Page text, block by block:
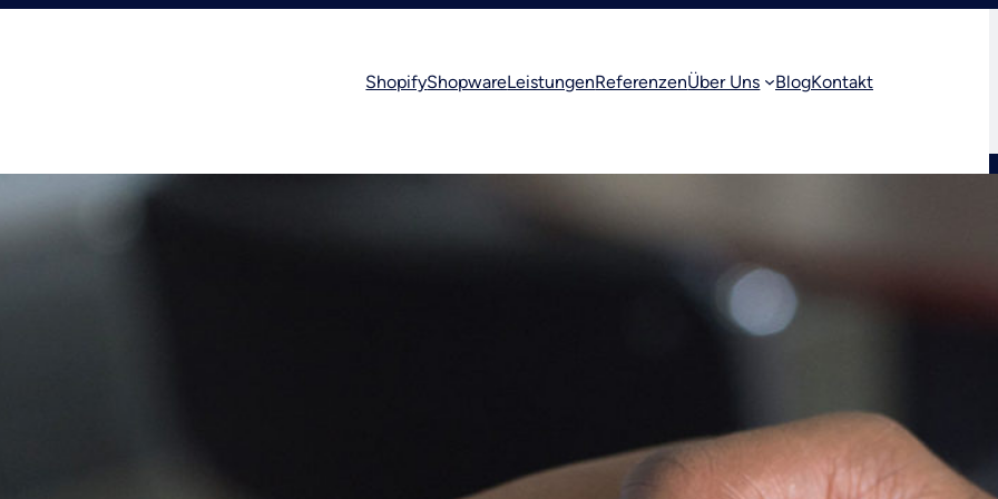
ShopifyShopwareLeistungenReferenzenÜber Uns BlogKontakt